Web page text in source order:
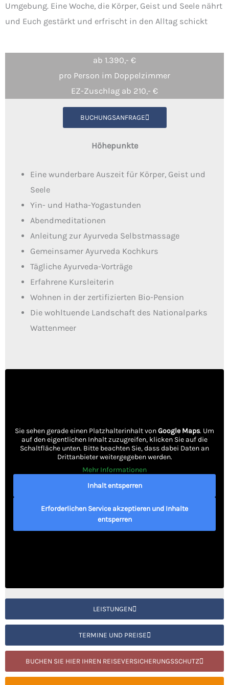
Umgebung. Eine Woche, die Körper, Geist und Seele nährt
und Euch gestärkt und erfrischt in den Alltag schickt
ab 1.390,- €
pro Person im Doppelzimmer
EZ-Zuschlag ab 210,- €
BUCHUNGSANFRAGE
Höhepunkte
Eine wunderbare Auszeit für Körper, Geist und
Seele
Yin- und Hatha-Yogastunden
Abendmeditationen
Anleitung zur Ayurveda Selbstmassage
Gemeinsamer Ayurveda Kochkurs
Tägliche Ayurveda-Vorträge
Erfahrene Kursleiterin
Wohnen in der zertifizierten Bio-Pension
Die wohltuende Landschaft des Nationalparks
Wattenmeer
Sie sehen gerade einen Platzhalterinhalt vonGoogle Maps. Um
auf den eigentlichen Inhalt zuzugreifen, klicken Sie auf die
Schaltfläche unten. Bitte beachten Sie, dass dabei Daten an
Drittanbieter weitergegeben werden.
Mehr Informationen
Inhalt entsperren
Erforderlichen Service akzeptieren und Inhalte
entsperren
LEISTUNGEN
TERMINE UND PREISE
BUCHEN SIE HIER IHREN REISEVERSICHERUNGSSCHUTZ